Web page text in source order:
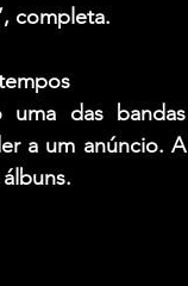
completa.
das bandas
a um anúncio. A